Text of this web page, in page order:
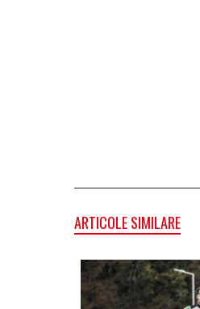
ARTICOLE SIMILARE